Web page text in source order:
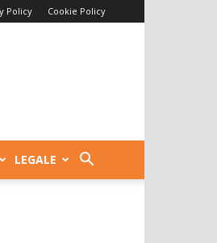
Policy Cookie Policy
LEGALE